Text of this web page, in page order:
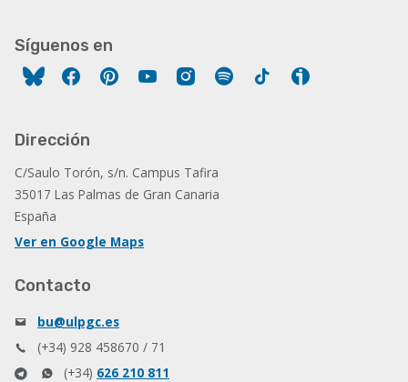
Síguenos en
FacebookPinterestYouTubeInstagram
Spotify Tiktok
Dirección
C/Saulo Torón, s/n. Campus Tafira
35017 Las Palmas de Gran Canaria
España
Ver en Google Maps
Contacto
bu@ulpgc.es
(+34) 928 458670 / 71
(+34) 626 210 811